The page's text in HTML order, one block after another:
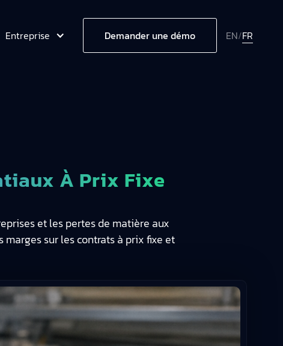
Entreprise Demander une démo EN/FR
À Prix Fixe
et les pertes de matière aux
sur les contrats à prix fixe et